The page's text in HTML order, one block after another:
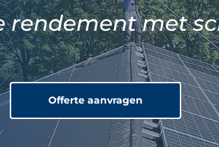
rendement met
Offerte aanvragen